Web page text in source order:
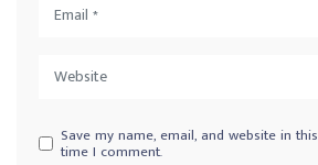
Save my name, email, and website in
time I comment.